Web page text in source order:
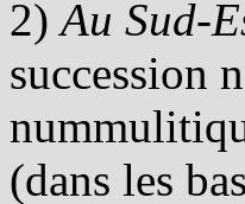
2)Au Sud-
succession
(dans les